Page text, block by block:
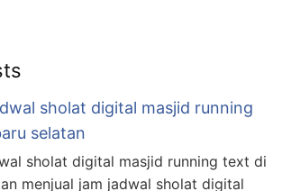
sholat digital masjid running
selatan
sholat digital masjid running text di
menjual jam jadwal sholat digital